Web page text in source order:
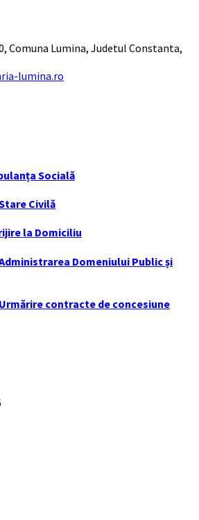
Comuna Lumina, Judetul Constanta,
lumina.ro
Socială
Civilă
la Domiciliu
Domeniului Public și
contracte de concesiune